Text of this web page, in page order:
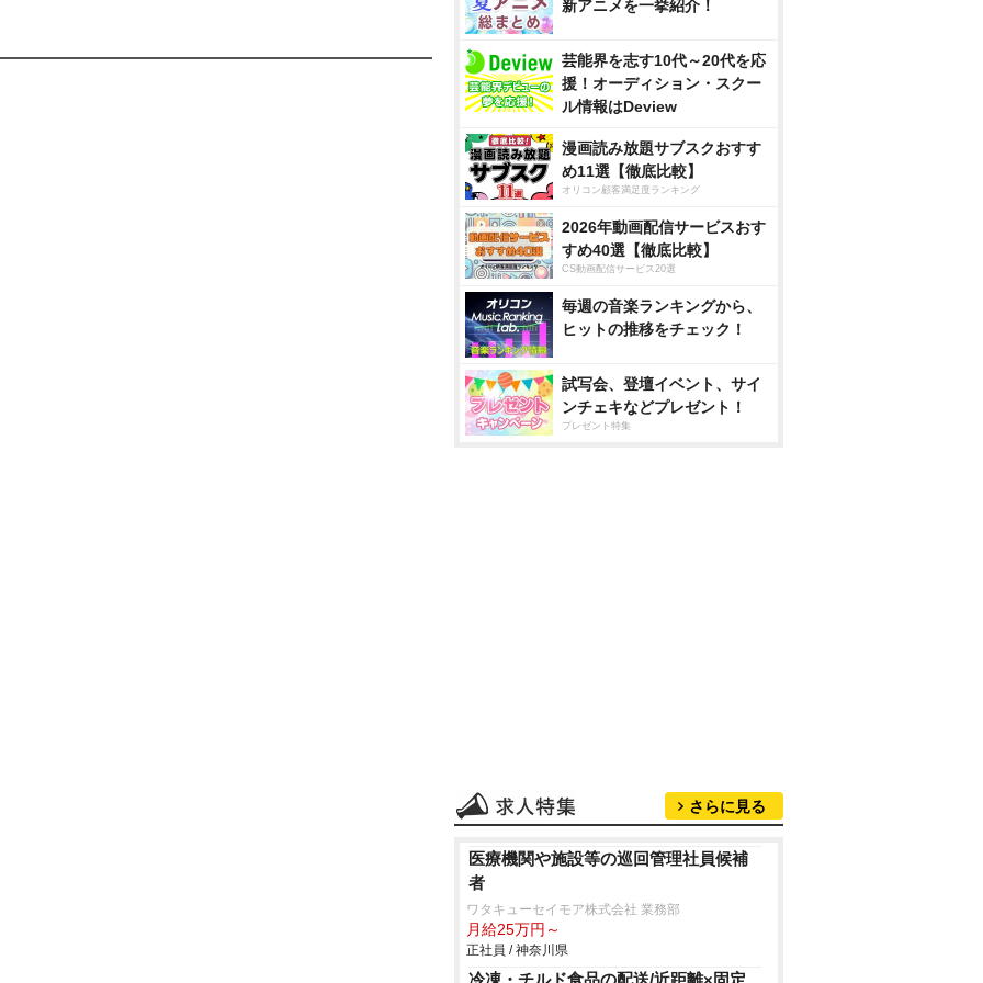
新アニメを一挙紹介！
芸能界を志す10代～20代を応
援！オーディション・スクー
ル情報はDeview
漫画読み放題サブスクおすす
め11選【徹底比較】
オリコン顧客満足度ランキング
2026年動画配信サービスおす
すめ40選【徹底比較】
CS動画配信サービス20選
毎週の音楽ランキングから、
ヒットの推移をチェック！
試写会、登壇イベント、サイ
ンチェキなどプレゼント！
プレゼント特集
さらに見る
医療機関や施設等の巡回管理社員候補
者
ワタキューセイモア株式会社 業務部
月給25万円～
正社員 / 神奈川県
冷凍・チルド食品の配送/近距離×固定